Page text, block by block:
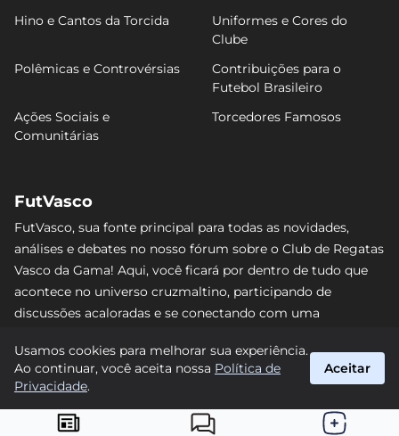
Hino e Cantos da Torcida
Uniformes e Cores do
Clube
Polêmicas e Controvérsias
Contribuições para o
Futebol Brasileiro
Ações Sociais e
Comunitárias
Torcedores Famosos
FutVasco
FutVasco, sua fonte principal para todas as novidades,
análises e debates no nosso fórum sobre o Club de Regatas
Vasco da Gama! Aqui, você ficará por dentro de tudo que
acontece no universo cruzmaltino, participando de
discussões acaloradas e se conectando com uma
nenhum lance e acompanhe de perto o caminho do Vasco
rumo às vitórias! #Vasco #FutVasco
Usamos cookies para melhorar sua experiência.
Ao continuar, você aceita nossa Política de
Privacidade.
Aceitar